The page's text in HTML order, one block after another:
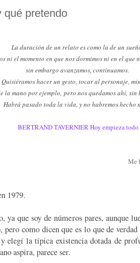
qué pretendo
La duración de un relato es como la de un
ni el momento en que nos dormimos ni en el que
sin embargo avanzamos, continuamos.
Quisiéramos hacer un gesto, tocar al personaje,
la mano por ejemplo, pero nos quedamos ahí, sin
Habrá pasado toda la vida, y no habremos hecho
BERTRAND TAVERNIERHoy empieza todo
Me
1979.
ya que soy de números pares, aunque
pero como dicen que es lo que de
elegí la típica existencia dotada de
aspira, parece ser.